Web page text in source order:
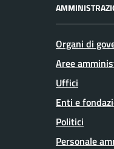
Organi di
Aree
Uffici
Enti e
Politici
Personale